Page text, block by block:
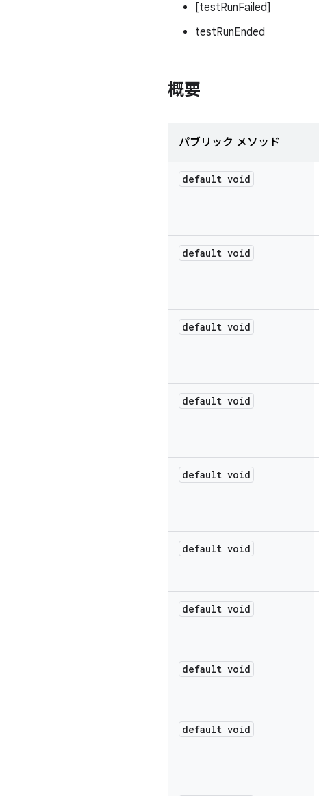
[testRunFailed]
testRunEnded
概要
パブリック メソッド
default void
default void
default void
default void
default void
default void
default void
default void
default void